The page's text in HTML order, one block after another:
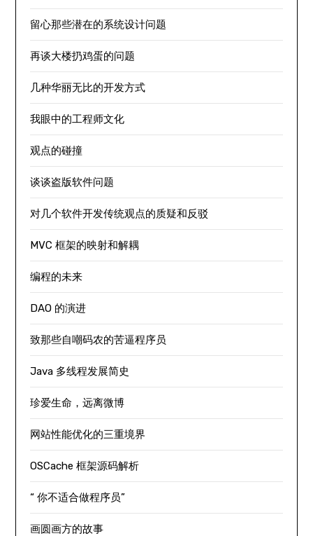
留心那些潜在的系统设计问题
再谈大楼扔鸡蛋的问题
几种华丽无比的开发方式
我眼中的工程师文化
观点的碰撞
谈谈盗版软件问题
对几个软件开发传统观点的质疑和反驳
MVC 框架的映射和解耦
编程的未来
DAO 的演进
致那些自嘲码农的苦逼程序员
Java 多线程发展简史
珍爱生命，远离微博
网站性能优化的三重境界
OSCache 框架源码解析
“ 你不适合做程序员”
画圆画方的故事